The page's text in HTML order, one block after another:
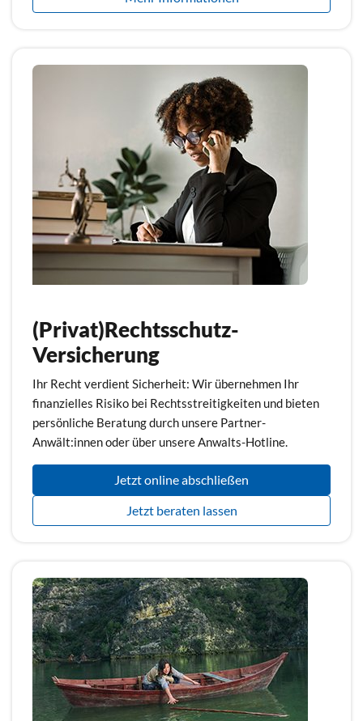
(Privat)Rechtsschutz-
Versicherung
Ihr Recht verdient Sicherheit: Wir übernehmen Ihr
finanzielles Risiko bei Rechtsstreitigkeiten und bieten
persönliche Beratung durch unsere Partner-
Anwält:innen oder über unsere Anwalts-Hotline.
Jetzt online abschließen
Jetzt beraten lassen